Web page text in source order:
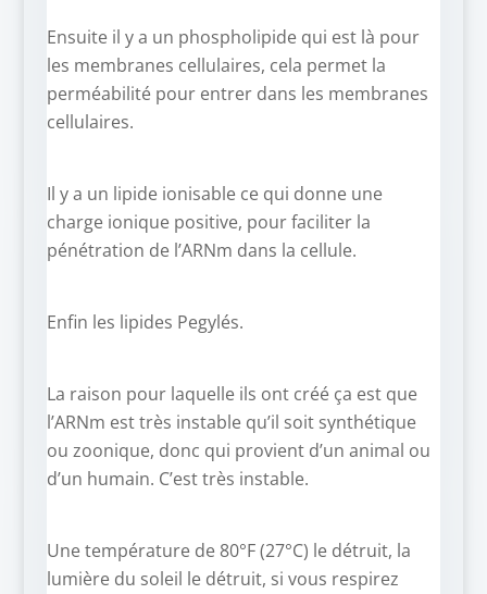
Ensuite il y a un phospholipide qui est là pour
les membranes cellulaires, cela permet la
perméabilité pour entrer dans les membranes
cellulaires.
Il y a un lipide ionisable ce qui donne une
charge ionique positive, pour faciliter la
pénétration de l’ARNm dans la cellule.
Enfin les lipides Pegylés.
La raison pour laquelle ils ont créé ça est que
l’ARNm est très instable qu’il soit synthétique
ou zoonique, donc qui provient d’un animal ou
d’un humain. C’est très instable.
Une température de 80°F (27°C) le détruit, la
lumière du soleil le détruit, si vous respirez